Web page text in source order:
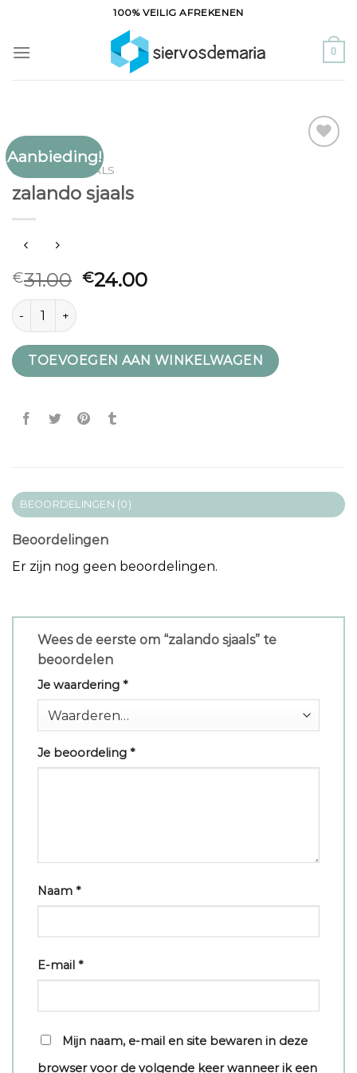
inhoud
100% VEILIG AFREKENEN
0
Aanbieding!
ZALANDO SJAALS
zalando sjaals
€31.00 €24.00
zalando sjaals aantal
TOEVOEGEN AAN WINKELWAGEN
BEOORDELINGEN (0)
Beoordelingen
Er zijn nog geen beoordelingen.
Wees de eerste om “zalando sjaals” te
beoordelen
Je waardering *
Je beoordeling *
Naam *
E-mail *
Mijn naam, e-mail en site bewaren in deze
browser voor de volgende keer wanneer ik een